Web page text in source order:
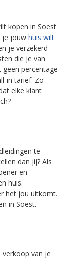
kopen in Soest
je jouw huis wilt
je verzekerd
die je van
geen percentage
in tarief. Zo
elke klant
te
dan jij? Als
en
huis.
het jou uitkomt.
in Soest.
verkoop van je